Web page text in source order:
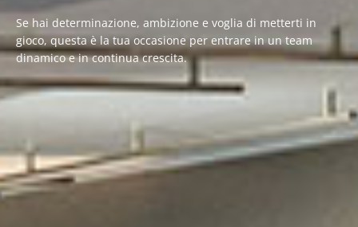
Se hai determinazione, ambizione e voglia di metterti in
gioco, questa è la tua occasione per entrare in un team
dinamico e in continua crescita.